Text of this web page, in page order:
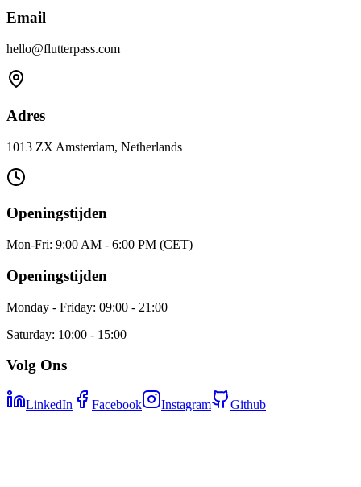
Email
hello@flutterpass.com
Adres
1013 ZX Amsterdam, Netherlands
Openingstijden
Mon-Fri: 9:00 AM - 6:00 PM (CET)
Openingstijden
Monday - Friday: 09:00 - 21:00
Saturday: 10:00 - 15:00
Volg Ons
LinkedIn Facebook Instagram Github